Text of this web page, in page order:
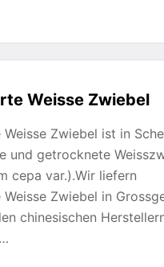
Weisse Zwiebel
Zwiebel ist in
und getrocknete
cepa var.).Wir liefern
Zwiebel in
chinesischen